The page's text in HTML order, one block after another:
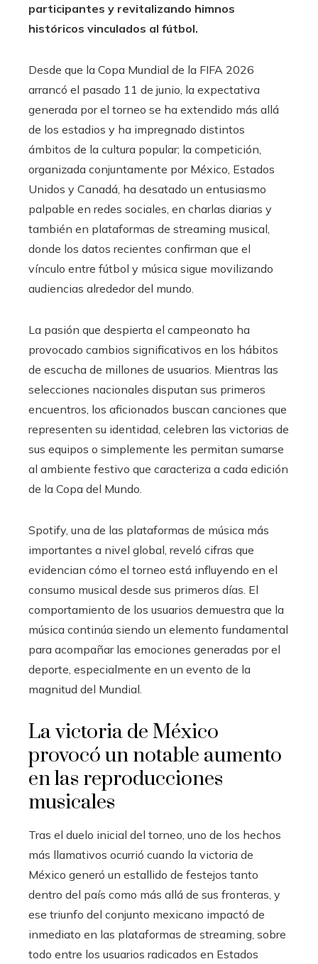
participantes y revitalizando himnos
históricos vinculados al fútbol.
Desde que la Copa Mundial de la FIFA 2026
arrancó el pasado 11 de junio, la expectativa
generada por el torneo se ha extendido más allá
de los estadios y ha impregnado distintos
ámbitos de la cultura popular; la competición,
organizada conjuntamente por México, Estados
Unidos y Canadá, ha desatado un entusiasmo
palpable en redes sociales, en charlas diarias y
también en plataformas de streaming musical,
donde los datos recientes confirman que el
vínculo entre fútbol y música sigue movilizando
audiencias alrededor del mundo.
La pasión que despierta el campeonato ha
provocado cambios significativos en los hábitos
de escucha de millones de usuarios. Mientras las
selecciones nacionales disputan sus primeros
encuentros, los aficionados buscan canciones que
representen su identidad, celebren las victorias de
sus equipos o simplemente les permitan sumarse
al ambiente festivo que caracteriza a cada edición
de la Copa del Mundo.
Spotify, una de las plataformas de música más
importantes a nivel global, reveló cifras que
evidencian cómo el torneo está influyendo en el
consumo musical desde sus primeros días. El
comportamiento de los usuarios demuestra que la
música continúa siendo un elemento fundamental
para acompañar las emociones generadas por el
deporte, especialmente en un evento de la
magnitud del Mundial.
La victoria de México
provocó un notable aumento
en las reproducciones
musicales
Tras el duelo inicial del torneo, uno de los hechos
más llamativos ocurrió cuando la victoria de
México generó un estallido de festejos tanto
dentro del país como más allá de sus fronteras, y
ese triunfo del conjunto mexicano impactó de
inmediato en las plataformas de streaming, sobre
todo entre los usuarios radicados en Estados